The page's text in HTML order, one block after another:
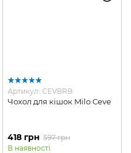
Артикул: CEVBRB
Чохол для кішок Milo Сeve
418 грн 597 грн
В наявності